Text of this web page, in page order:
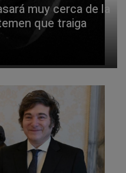
muy cerca de la
que traiga